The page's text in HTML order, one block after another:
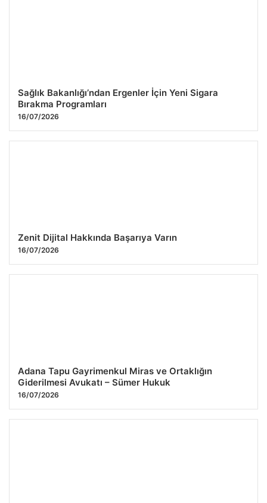
Sağlık Bakanlığı’ndan Ergenler İçin Yeni Sigara
Bırakma Programları
16/07/2026
Zenit Dijital Hakkında Başarıya Varın
16/07/2026
Adana Tapu Gayrimenkul Miras ve Ortaklığın
Giderilmesi Avukatı – Sümer Hukuk
16/07/2026